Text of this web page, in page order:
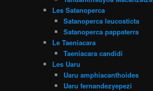
Les Satanoperca
Satanoperca leucosticta
Satanoperca pappaterra
Le Taeniacara
Taeniacara candidi
Les Uaru
Uaru amphiacanthoides
Uaru fernandezyepezi